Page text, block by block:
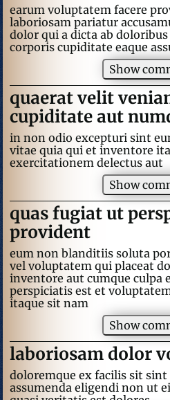
earum voluptatem facere
laboriosam pariatur
dolor qui a dicta ab
corporis cupiditate eaque
Show
quaerat velit
cupiditate aut
in non odio excepturi sint
vitae quia qui et inventore
exercitationem delectus aut
Show
quas fugiat ut
provident
eum non blanditiis soluta
vel voluptatem qui placeat
inventore aut cumque culpa
perspiciatis est et
itaque sit nam
Show
laboriosam dolor
doloremque ex facilis sit sint
assumenda eligendi non ut